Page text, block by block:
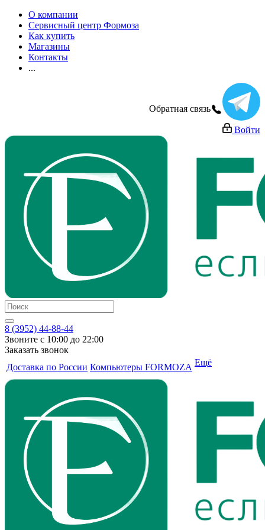
О компании
Сервисный центр Формоза
Как купить
Магазины
Контакты
...
Обратная связь
Войти
8 (3952) 44-88-44
Звоните с 10:00 до 22:00
Заказать звонок
Доставка по России Компьютеры FORMOZA Ещё